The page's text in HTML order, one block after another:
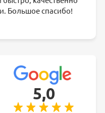
Большое спасибо!
5,0